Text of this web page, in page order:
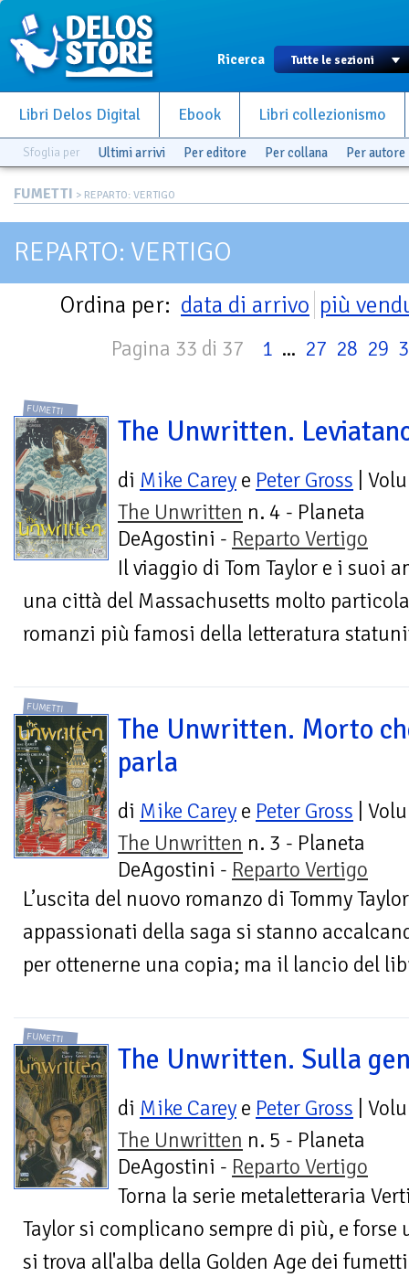
Ricerca
Libri Delos Digital Ebook Libri collezionismo
Sfoglia per Ultimi arrivi Per editore Per collana Per autore
FUMETTI > REPARTO: VERTIGO
REPARTO: VERTIGO
Ordina per: data di arrivo più
Pagina 33 di 37 1 ... 27 28 29
FUMETTI
The Unwritten.
di Mike Carey e Peter Gross |
The Unwritten n. 4 - Planeta
DeAgostini - Reparto Vertigo
Il viaggio di Tom Taylor e i suoi
una città del Massachusetts molto
romanzi più famosi della letteratura
FUMETTI
The Unwritten. Morto
parla
di Mike Carey e Peter Gross |
The Unwritten n. 3 - Planeta
DeAgostini - Reparto Vertigo
L’uscita del nuovo romanzo di Tommy
appassionati della saga si stanno
per ottenerne una copia; ma il lancio del
FUMETTI
The Unwritten. Sulla
di Mike Carey e Peter Gross |
The Unwritten n. 5 - Planeta
DeAgostini - Reparto Vertigo
Torna la serie metaletteraria
Taylor si complicano sempre di più, e
si trova all'alba della Golden Age dei